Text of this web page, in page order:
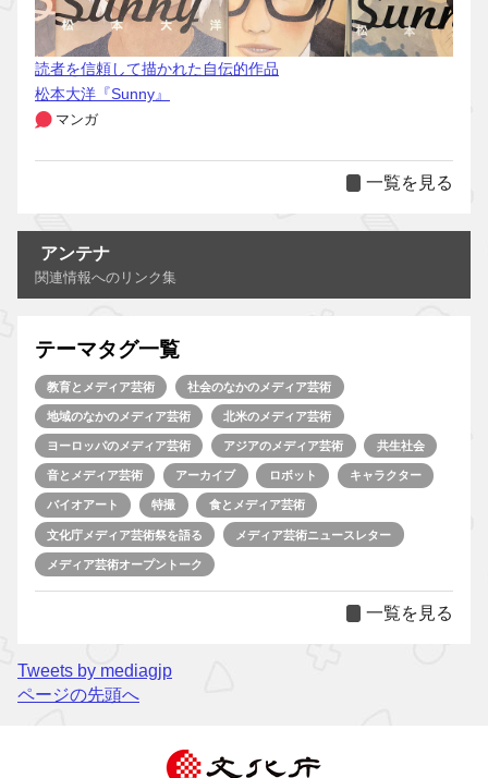
読者を信頼して描かれた自伝的作品
松本大洋『Sunny』
マンガ
一覧を見る
アンテナ
関連情報へのリンク集
テーマタグ一覧
教育とメディア芸術 社会のなかのメディア芸術
地域のなかのメディア芸術 北米のメディア芸術
ヨーロッパのメディア芸術 アジアのメディア芸術 共生社会
音とメディア芸術 アーカイブ ロボット キャラクター
バイオアート 特撮 食とメディア芸術
文化庁メディア芸術祭を語る メディア芸術ニュースレター
メディア芸術オープントーク
一覧を見る
Tweets by mediagjp
ページの先頭へ